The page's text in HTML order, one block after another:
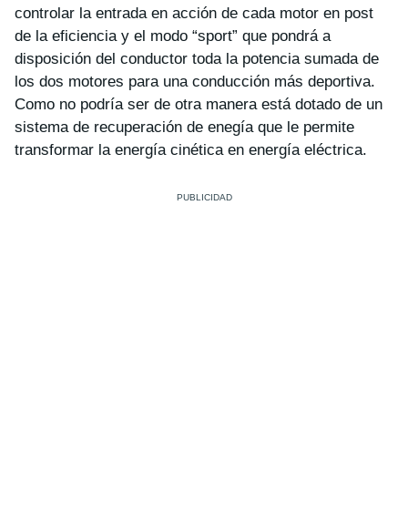
controlar la entrada en acción de cada motor en post
de la eficiencia y el modo “sport” que pondrá a
disposición del conductor toda la potencia sumada de
los dos motores para una conducción más deportiva.
Como no podría ser de otra manera está dotado de un
sistema de recuperación de enegía que le permite
transformar la energía cinética en energía eléctrica.